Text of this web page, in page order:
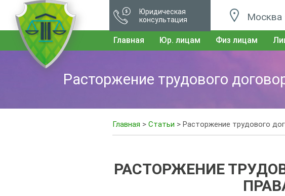
Юридическая
консультация
Москва
Главная Юр. лицам Физ лицам
Расторжение трудового
Главная > Статьи > Расторжение трудового
РАСТОРЖЕНИЕ